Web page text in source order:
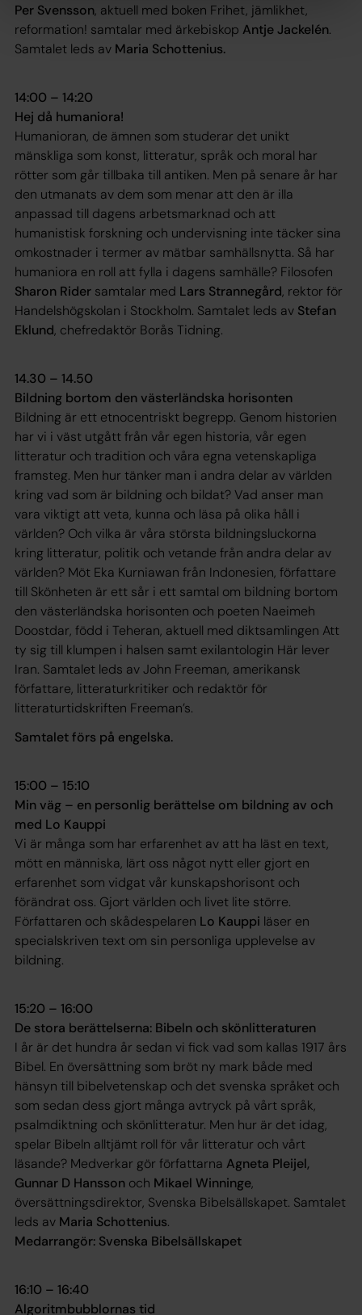
Per Svensson, aktuell med boken Frihet, jämlikhet,
reformation! samtalar med ärkebiskop Antje Jackelén.
Samtalet leds av Maria Schottenius.
14:00 – 14:20
Hej då humaniora!
Humanioran, de ämnen som studerar det unikt
mänskliga som konst, litteratur, språk och moral har
rötter som går tillbaka till antiken. Men på senare år har
den utmanats av dem som menar att den är illa
anpassad till dagens arbetsmarknad och att
humanistisk forskning och undervisning inte täcker sina
omkostnader i termer av mätbar samhällsnytta. Så har
humaniora en roll att fylla i dagens samhälle? Filosofen
Sharon Rider samtalar med Lars Strannegård, rektor för
Handelshögskolan i Stockholm. Samtalet leds av Stefan
Eklund, chefredaktör Borås Tidning.
14.30 – 14.50
Bildning bortom den västerländska horisonten
Bildning är ett etnocentriskt begrepp. Genom historien
har vi i väst utgått från vår egen historia, vår egen
litteratur och tradition och våra egna vetenskapliga
framsteg. Men hur tänker man i andra delar av världen
kring vad som är bildning och bildat? Vad anser man
vara viktigt att veta, kunna och läsa på olika håll i
världen? Och vilka är våra största bildningsluckorna
kring litteratur, politik och vetande från andra delar av
världen? Möt Eka Kurniawan från Indonesien, författare
till Skönheten är ett sår i ett samtal om bildning bortom
den västerländska horisonten och poeten Naeimeh
Doostdar, född i Teheran, aktuell med diktsamlingen Att
ty sig till klumpen i halsen samt exilantologin Här lever
Iran. Samtalet leds av John Freeman, amerikansk
författare, litteraturkritiker och redaktör för
litteraturtidskriften Freeman’s.
Samtalet förs på engelska.
15:00 – 15:10
Min väg – en personlig berättelse om bildning av och
med Lo Kauppi
Vi är många som har erfarenhet av att ha läst en text,
mött en människa, lärt oss något nytt eller gjort en
erfarenhet som vidgat vår kunskapshorisont och
förändrat oss. Gjort världen och livet lite större.
Författaren och skådespelaren Lo Kauppi läser en
specialskriven text om sin personliga upplevelse av
bildning.
15:20 – 16:00
De stora berättelserna: Bibeln och skönlitteraturen
I år är det hundra år sedan vi fick vad som kallas 1917 års
Bibel. En översättning som bröt ny mark både med
hänsyn till bibelvetenskap och det svenska språket och
som sedan dess gjort många avtryck på vårt språk,
psalmdiktning och skönlitteratur. Men hur är det idag,
spelar Bibeln alltjämt roll för vår litteratur och vårt
läsande? Medverkar gör författarna Agneta Pleijel,
Gunnar D Hansson och Mikael Winninge,
översättningsdirektor, Svenska Bibelsällskapet. Samtalet
leds av Maria Schottenius.
Medarrangör: Svenska Bibelsällskapet
16:10 – 16:40
Algoritmbubblornas tid